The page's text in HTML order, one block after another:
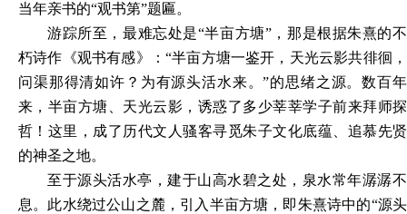
当年亲书的“观书第”题匾。
游踪所至，最难忘处是“半亩方塘”，那是根据朱熹的不
朽诗作《观书有感》：“半亩方塘一鉴开，天光云影共徘徊，
问渠那得清如许？为有源头活水来。”的思绪之源。数百年
来，半亩方塘、天光云影，诱惑了多少莘莘学子前来拜师探
哲！这里，成了历代文人骚客寻觅朱子文化底蕴、追慕先贤
的神圣之地。
至于源头活水亭，建于山高水碧之处，泉水常年潺潺不
息。此水绕过公山之麓，引入半亩方塘，即朱熹诗中的“源头